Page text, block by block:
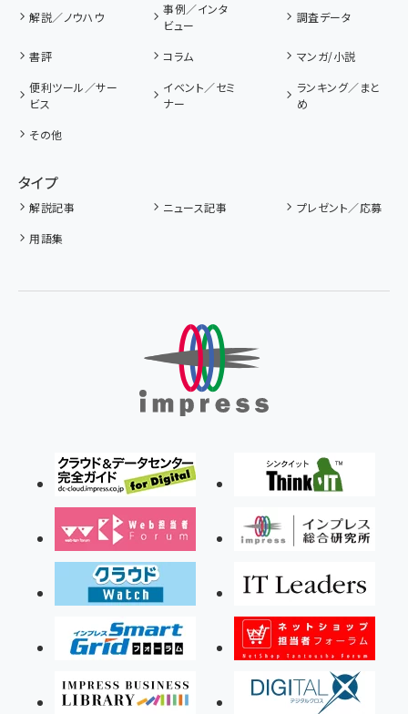
解説／ノウハウ
事例／インタ
ビュー
調査データ
書評 コラム
マンガ/小説
便利ツール／サー
ビス
イベント／セミ
ナー
ランキング／まと
め
その他
タイプ
解説記事 ニュース記事
プレゼント／応募
用語集